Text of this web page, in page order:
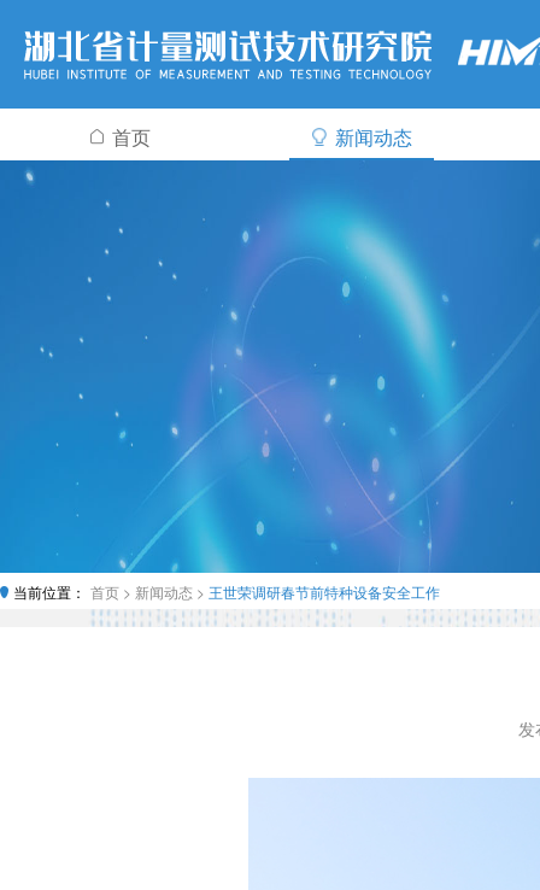
首页 新闻动态
当前位置： 首页 > 新闻动态 > 王世荣调研春节前特种设备安全工作
发